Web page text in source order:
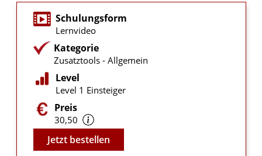
Schulungsform
Lernvideo
Kategorie
Zusatztools - Allgemein
Level
Level 1 Einsteiger
Preis
30,50
Video
Jetzt bestellen